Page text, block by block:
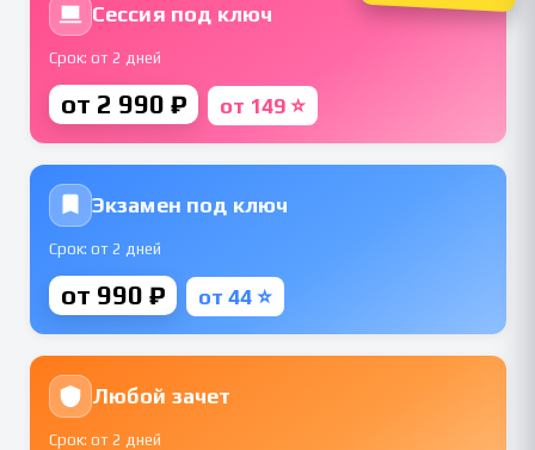
Сессия под ключ
Срок: от 2 дней
от 2 990 ₽ от 149 ⭐
Экзамен под ключ
Срок: от 2 дней
от 990 ₽ от 44 ⭐
Любой зачет
Срок: от 2 дней